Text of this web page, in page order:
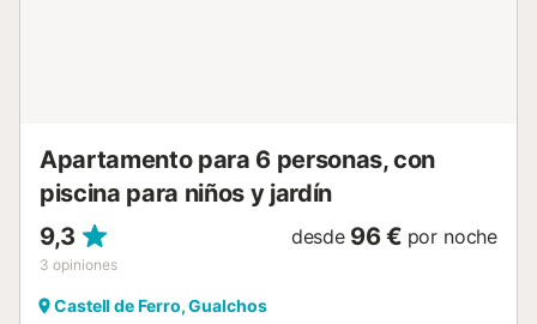
Apartamento para 6 personas, con
piscina para niños y jardín
9,3
3 opiniones
desde 96 € por noche
Castell de Ferro, Gualchos